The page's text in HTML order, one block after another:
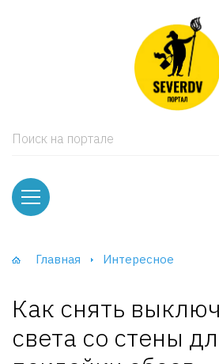
Поиск на портале
Главная Интересное
Как снять
света со стены
и тумбы